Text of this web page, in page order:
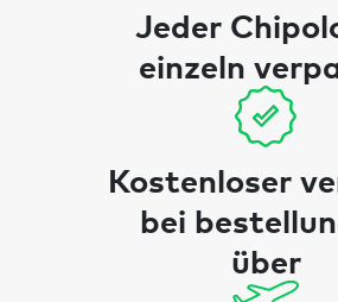
Jeder
einzeln
Kostenloser
bei
über